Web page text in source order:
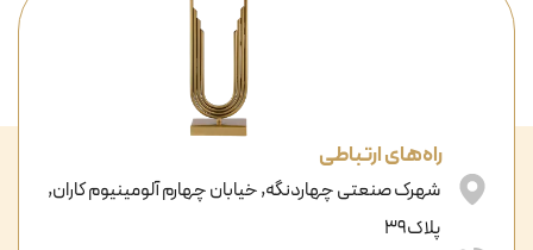
راه‌های ارتباطی
شهرک صنعتی چهاردنگه, خیابان چهارم آلومینیوم کاران,
پلاک39